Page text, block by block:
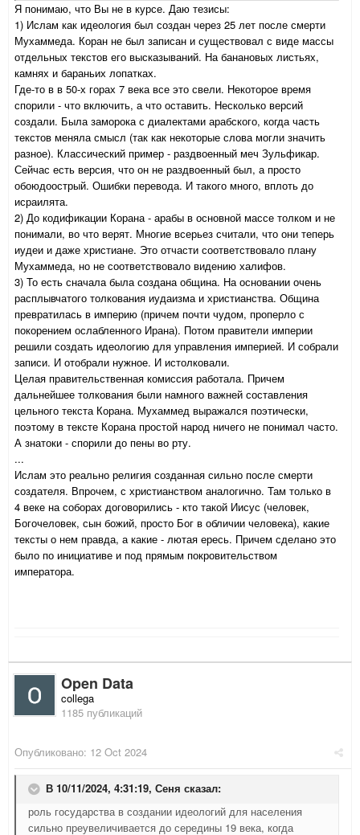
Я понимаю, что Вы не в курсе. Даю тезисы:
1) Ислам как идеология был создан через 25 лет после смерти
Мухаммеда. Коран не был записан и существовал с виде массы
отдельных текстов его высказываний. На банановых листьях,
камнях и бараньих лопатках.
Где-то в в 50-х горах 7 века все это свели. Некоторое время
спорили - что включить, а что оставить. Несколько версий
создали. Была заморока с диалектами арабского, когда часть
текстов меняла смысл (так как некоторые слова могли значить
разное). Классический пример - раздвоенный меч Зульфикар.
Сейчас есть версия, что он не раздвоенный был, а просто
обоюдоострый. Ошибки перевода. И такого много, вплоть до
исраилята.
2) До кодификации Корана - арабы в основной массе толком и не
понимали, во что верят. Многие всерьез считали, что они теперь
иудеи и даже христиане. Это отчасти соответствовало плану
Мухаммеда, но не соответствовало видению халифов.
3) То есть сначала была создана община. На основании очень
расплывчатого толкования иудаизма и христианства. Община
превратилась в империю (причем почти чудом, проперло с
покорением ослабленного Ирана). Потом правители империи
решили создать идеологию для управления империей. И собрали
записи. И отобрали нужное. И истолковали.
Целая правительственная комиссия работала. Причем
дальнейшее толкования были намного важней составления
цельного текста Корана. Мухаммед выражался поэтически,
поэтому в тексте Корана простой народ ничего не понимал часто.
А знатоки - спорили до пены во рту.
...
Ислам это реально религия созданная сильно после смерти
создателя. Впрочем, с христианством аналогично. Там только в
4 веке на соборах договорились - кто такой Иисус (человек,
Богочеловек, сын божий, просто Бог в обличии человека), какие
тексты о нем правда, а какие - лютая ересь. Причем сделано это
было по инициативе и под прямым покровительством
императора.
Open Data
collega
1185 публикаций
Опубликовано: 12 Oct 2024
В 10/11/2024, 4:31:19, Сеня сказал:
роль государства в создании идеологий для населения
сильно преувеличивается до середины 19 века, когда